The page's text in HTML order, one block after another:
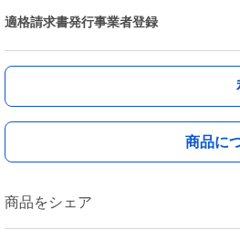
適格請求書発行事業者登録
商品に
商品をシェア